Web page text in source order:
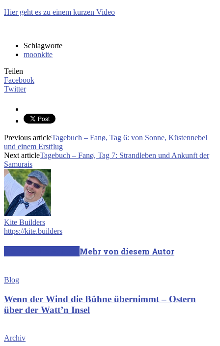
Hier geht es zu einem kurzen Video
Schlagworte
moonkite
Teilen
Facebook
Twitter
Previous articleTagebuch – Fanø, Tag 6: von Sonne, Küstennebel
und einem Erstflug
Next articleTagebuch – Fanø, Tag 7: Strandleben und Ankunft der
Samurais
Kite Builders
https://kite.builders
Mehr von diesem Autor
Blog
Wenn der Wind die Bühne übernimmt – Ostern
über der Watt’n Insel
Archiv